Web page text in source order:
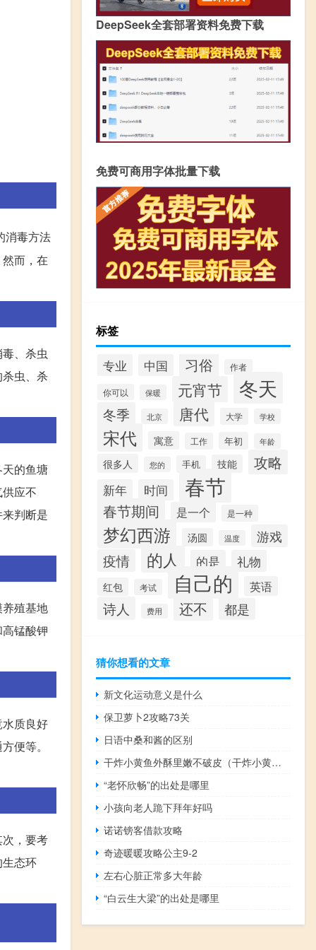
消毒方法
而，在
、杀虫
虫、杀
的鱼塘
应不
判断是
殖基地
锰酸钾
质良好
便等。
，要考
态环
DeepSeek全套部署资料免费下载
免费可商用字体批量下载
标签
专业 中国 习俗 作者
你可以 保暖 元宵节 冬天
冬季 北京 唐代 大学 学校
宋代 寓意 工作 年初 年龄
很多人 您的 手机 技能 攻略
新年 时间 春节
春节期间 是一个 是一种
梦幻西游 汤圆 温度
游戏
疫情
的人 的是 礼物
红包 考试 自己的 英语
诗人 费用 还不 都是
猜你想看的文章
新文化运动意义是什么
保卫萝卜2攻略73关
日语中桑和酱的区别
干炸小黄鱼外酥里嫩不破皮（干炸小黄鱼）
“老怀欣畅”的出处是哪里
小孩向老人跪下拜年好吗
诺诺镑客借款攻略
奇迹暖暖攻略公主9-2
左右心脏正常多大年龄
“白云生大梁”的出处是哪里